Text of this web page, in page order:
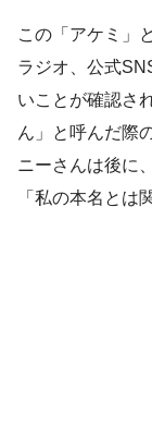
この「アケミ」
ラジオ、公式
いことが確認さ
ん」と呼んだ際
ニーさんは後に
「私の本名とは